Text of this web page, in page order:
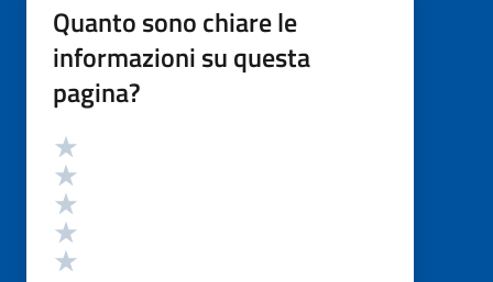
Quanto sono chiare le
informazioni su questa
pagina?
Valutazione